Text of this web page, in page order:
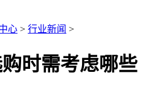
心 > 行业新闻 >
时需考虑哪些